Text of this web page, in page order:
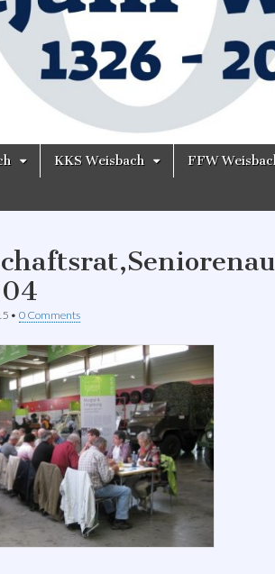
KKS Weisbach FFW
• 0 Comments